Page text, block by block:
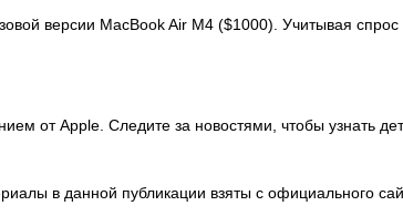
версии MacBook Air M4 ($1000). Учитывая
от Apple. Следите за новостями, чтобы узнать
в данной публикации взяты с официального